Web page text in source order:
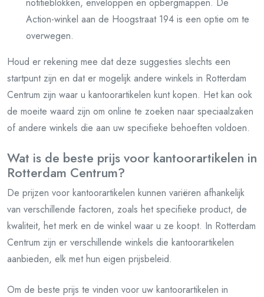
Action-winkel aan de Hoogstraat 194 is een optie om te
overwegen.
Houd er rekening mee dat deze suggesties slechts een
startpunt zijn en dat er mogelijk andere winkels in Rotterdam
Centrum zijn waar u kantoorartikelen kunt kopen. Het kan ook
de moeite waard zijn om online te zoeken naar speciaalzaken
of andere winkels die aan uw specifieke behoeften voldoen.
Wat is de beste prijs voor kantoorartikelen in
Rotterdam Centrum?
De prijzen voor kantoorartikelen kunnen variëren afhankelijk
van verschillende factoren, zoals het specifieke product, de
kwaliteit, het merk en de winkel waar u ze koopt. In Rotterdam
Centrum zijn er verschillende winkels die kantoorartikelen
aanbieden, elk met hun eigen prijsbeleid.
Om de beste prijs te vinden voor uw kantoorartikelen in